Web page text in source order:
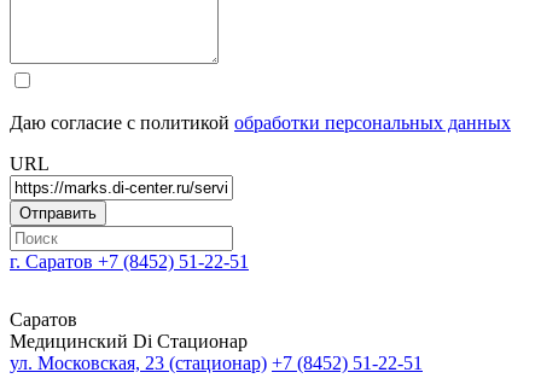
Даю согласие с политикой обработки персональных данных
URL
г. Саратов +7 (8452) 51-22-51
Саратов
Медицинский Di Стационар
ул. Московская, 23 (стационар) +7 (8452) 51-22-51